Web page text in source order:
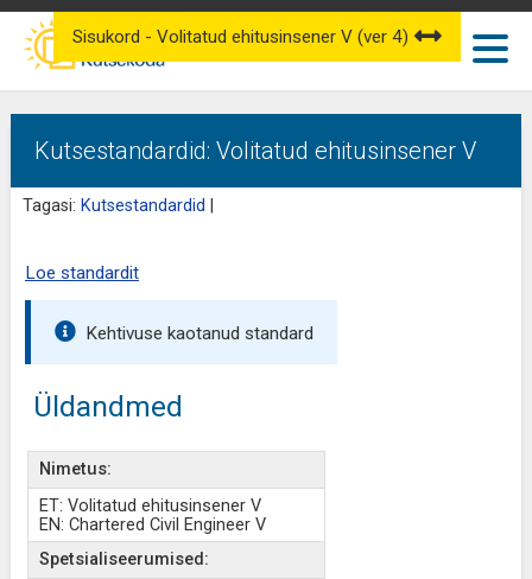
Kutsestandardid: Volitatud ehitusinsener V
Tagasi: Kutsestandardid
Sisukord - Volitatud ehitusinsener V (ver 4)
Loe standardit
Kehtivuse kaotanud standard
Üldandmed
Nimetus:
ET: Volitatud ehitusinsener V
EN: Chartered Civil Engineer V
Spetsialiseerumised: